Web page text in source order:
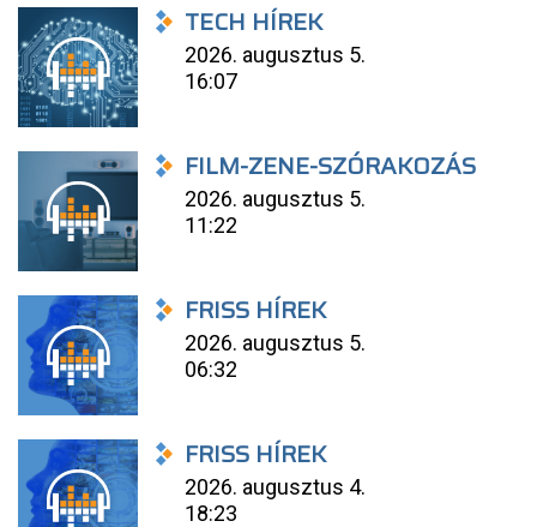
TECH HÍREK
2026. augusztus 5.
16:07
FILM-ZENE-SZÓRAKOZÁS
2026. augusztus 5.
11:22
FRISS HÍREK
2026. augusztus 5.
06:32
FRISS HÍREK
2026. augusztus 4.
18:23